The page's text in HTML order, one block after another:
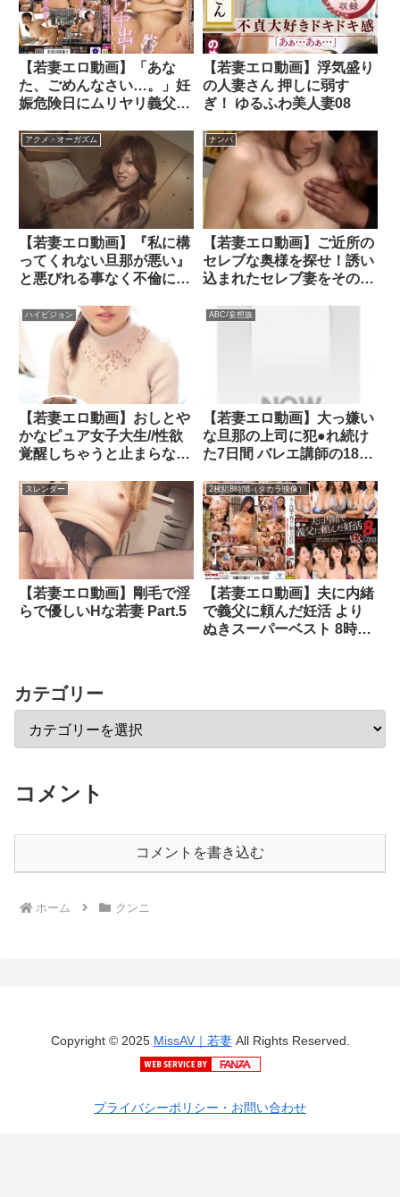
【若妻エロ動画】「あな
た、ごめんなさい…。」妊
娠危険日にムリヤリ義父に
す… 水原みその
【若妻エロ動画】浮気盛り
の人妻さん 押しに弱す
ぎ！ ゆるふわ美人妻08
アクメ・オーガズム
【若妻エロ動画】『私に構
ってくれない旦那が悪い』
と悪びれる事なく不倫に勤
ンガン腰を振って楽しんで
くれていたので、有無を言
わさず黙って中出し！
ナンパ
【若妻エロ動画】ご近所の
セレブな奥様を探せ！誘い
込まれたセレブ妻をその気
出！
ハイビジョン
【若妻エロ動画】おしとや
かなピュア女子大生//性欲
覚醒しちゃうと止まらな
ハイスペック奥様//圧倒的
麗しBODY//このはさん
（25才）結婚1年目
ABC/妄想族
【若妻エロ動画】大っ嫌い
な旦那の上司に犯●れ続け
た7日間 バレエ講師の180
エビ反り絶頂 NTR中出し
ルームツアー10発 森あや
み
スレンダー
【若妻エロ動画】剛毛で淫
らで優しいHな若妻 Part.5
2枚組8時間（タカラ映像）
【若妻エロ動画】夫に内緒
で義父に頼んだ妊活 より
ぬきスーパーベスト 8時間
カテゴリー
コメント
コメントを書き込む
ホーム クンニ
Copyright © 2025 MissAV｜若妻All Rights Reserved.
プライバシーポリシー・お問い合わせ